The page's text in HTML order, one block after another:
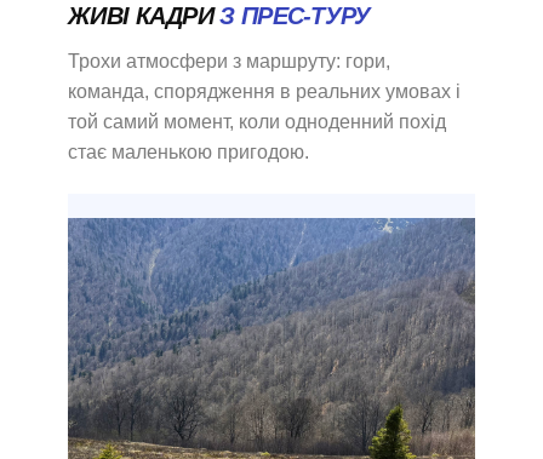
ЖИВІ КАДРИЗ ПРЕС-ТУРУ
Трохи атмосфери з маршруту: гори,
команда, спорядження в реальних умовах і
той самий момент, коли одноденний похід
стає маленькою пригодою.